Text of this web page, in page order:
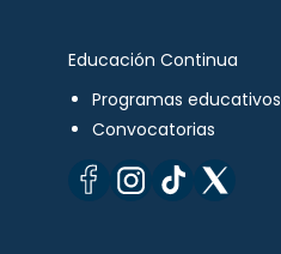
Educación Continua
Programas educativos
Convocatorias